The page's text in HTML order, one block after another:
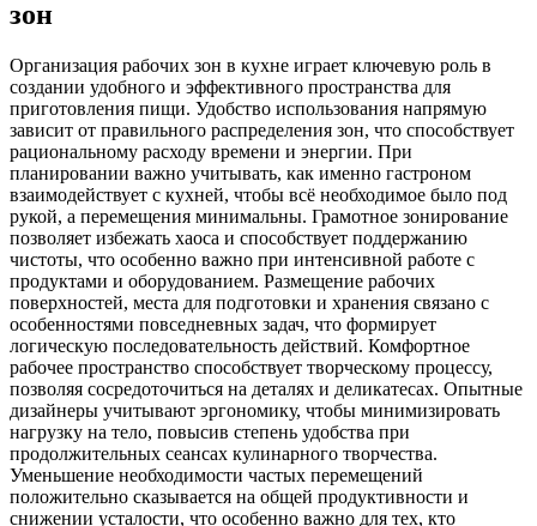
зон
Организация рабочих зон в кухне играет ключевую роль в
создании удобного и эффективного пространства для
приготовления пищи. Удобство использования напрямую
зависит от правильного распределения зон, что способствует
рациональному расходу времени и энергии. При
планировании важно учитывать, как именно гастроном
взаимодействует с кухней, чтобы всё необходимое было под
рукой, а перемещения минимальны. Грамотное зонирование
позволяет избежать хаоса и способствует поддержанию
чистоты, что особенно важно при интенсивной работе с
продуктами и оборудованием. Размещение рабочих
поверхностей, места для подготовки и хранения связано с
особенностями повседневных задач, что формирует
логическую последовательность действий. Комфортное
рабочее пространство способствует творческому процессу,
позволяя сосредоточиться на деталях и деликатесах. Опытные
дизайнеры учитывают эргономику, чтобы минимизировать
нагрузку на тело, повысив степень удобства при
продолжительных сеансах кулинарного творчества.
Уменьшение необходимости частых перемещений
положительно сказывается на общей продуктивности и
снижении усталости, что особенно важно для тех, кто